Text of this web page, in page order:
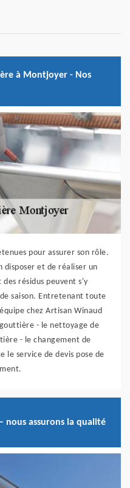
à Montjoyer - Nos
pour assurer son rôle.
disposer et de réaliser un
résidus peuvent s'y
saison. Entretenant toute
chez Artisan Winaud
- le nettoyage de
- le changement de
le service de devis pose de
nous assurons la qualité